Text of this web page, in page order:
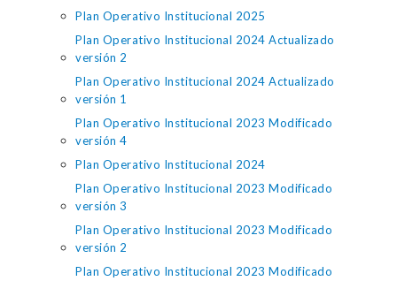
Plan Operativo Institucional 2025
Plan Operativo Institucional 2024 Actualizado
versión 2
Plan Operativo Institucional 2024 Actualizado
versión 1
Plan Operativo Institucional 2023 Modificado
versión 4
Plan Operativo Institucional 2024
Plan Operativo Institucional 2023 Modificado
versión 3
Plan Operativo Institucional 2023 Modificado
versión 2
Plan Operativo Institucional 2023 Modificado